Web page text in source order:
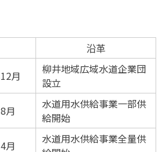
沿革
月
柳井地域広域水道企業団
設立
月
水道用水供給事業一部供
給開始
月
水道用水供給事業全量供